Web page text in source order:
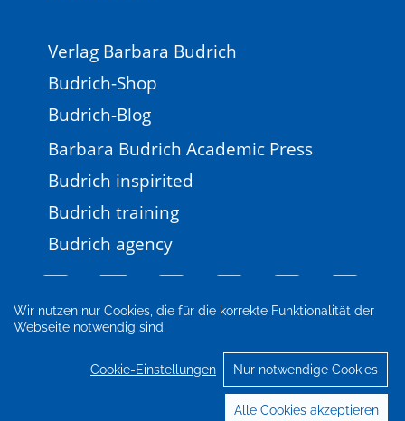
Wir nutzen nur Cookies, die für die korrekte Funktionalität der
Webseite notwendig sind.
Cookie-Einstellungen Nur notwendige Cookies
Alle Cookies akzeptieren
Verlag Barbara Budrich
Budrich-Shop
Budrich-Blog
Barbara Budrich Academic Press
Budrich inspirited
Budrich training
Budrich agency
Impressum
Datenschutz
Cookie-Einstellungen
© 2026 Verlag Barbara Budrich